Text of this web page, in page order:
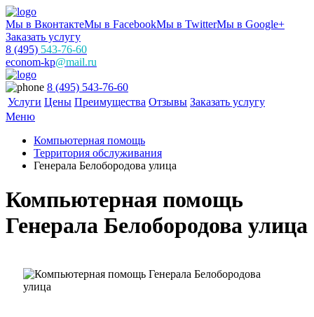
Мы в ВконтактеМы в FacebookМы в TwitterМы в Google+
Заказать услугу
8 (495) 543-76-60
econom-kp@mail.ru
8 (495) 543-76-60
Услуги Цены Преимущества Отзывы Заказать услугу
Меню
Компьютерная помощь
Территория обслуживания
Генерала Белобородова улица
Компьютерная помощь
Генерала Белобородова улица